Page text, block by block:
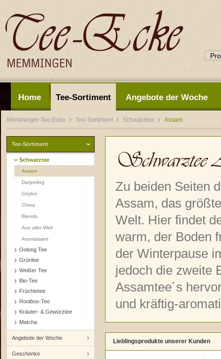
Home Tee-Sortiment Angebote der Woche
Memminger Tee-Ecke Tee-Sortiment Schwarztee Assam
Tee-Sortiment
Schwarztee
Assam
Darjeeling
Ceylon
China
Blends
Aus aller Welt
Aromatisiert
Oolong Tee
Grüntee
Weißer Tee
Bio-Tee
Früchtetee
Rooibos-Tee
Kräuter- & Gewürztee
Matcha
Angebote der Woche
Geschenke
Schwarztee
Zu beiden Seiten
Assam, das
Welt. Hier findet
warm, der Boden
der Winterpause
jedoch die zweite
Assamtee´s
und kräftig-
Lieblingsprodukte unserer Kunden